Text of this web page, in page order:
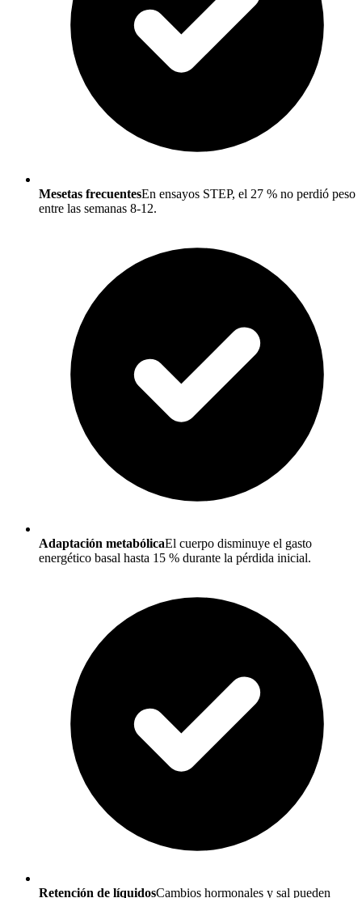
Mesetas frecuentesEn ensayos STEP, el 27 % no perdió peso
entre las semanas 8-12.
Adaptación metabólicaEl cuerpo disminuye el gasto
energético basal hasta 15 % durante la pérdida inicial.
Retención de líquidosCambios hormonales y sal pueden